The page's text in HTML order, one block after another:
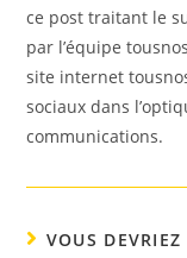
ce post traitant le
par l’équipe
site internet
sociaux dans
communications.
VOUS